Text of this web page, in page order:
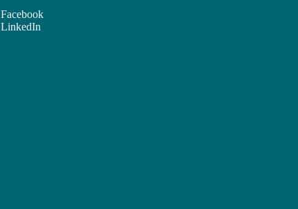
Facebook
LinkedIn